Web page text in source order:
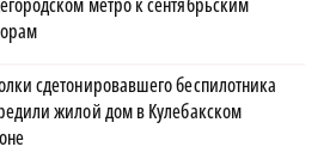
сдетонировавшего беспилотника
жилой дом в Кулебакском